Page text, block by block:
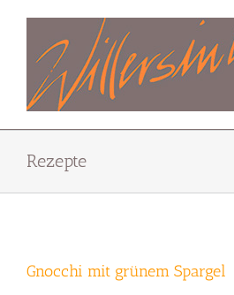
springen
Rezepte
Gnocchi mit grünem Spargel